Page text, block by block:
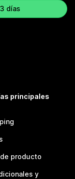
días
principales
producto
y